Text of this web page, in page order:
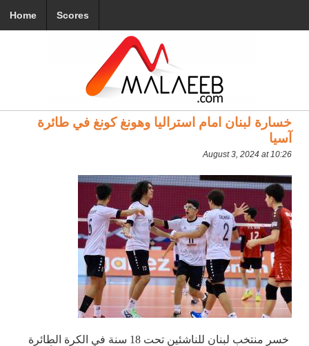
Home Scores
خسارة لبنان امام استراليا وهونغ كونغ في طائرة
آسيا
August 3, 2024 at 10:26
خسر منتخب لبنان للناشئين تحت 18 سنة في الكرة الطائرة